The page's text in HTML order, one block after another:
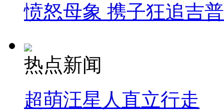
愤怒母象 携子狂追吉
热点新闻
超萌汪星人直立行走